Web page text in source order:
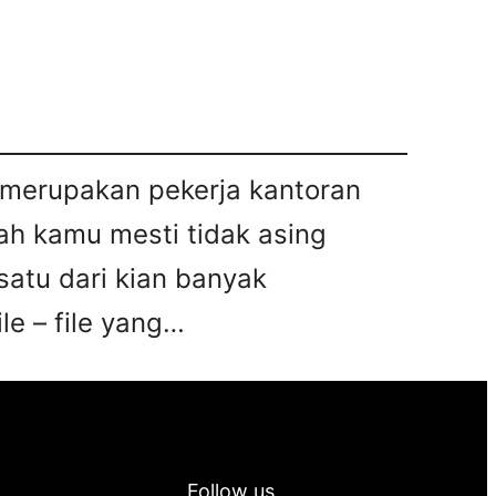
pekerja kantoran
kamu mesti tidak asing
dari kian banyak
– file yang…
Follow us